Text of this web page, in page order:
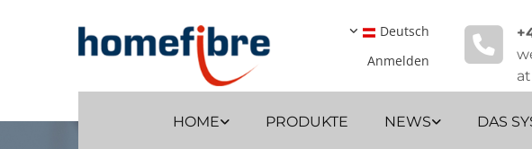
Deutsch
Anmelden

at
HOME PRODUKTE NEWS DAS